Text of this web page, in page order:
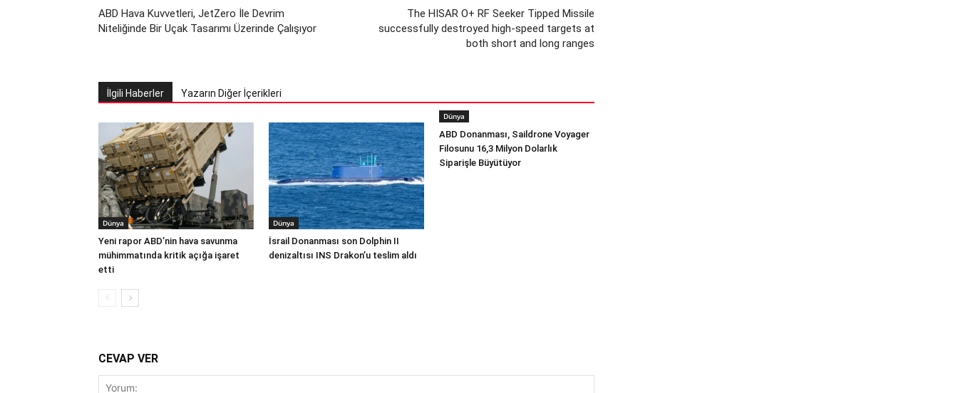
ABD Hava Kuvvetleri, JetZero İle Devrim
Niteliğinde Bir Uçak Tasarımı Üzerinde Çalışıyor
The HISAR O+ RF Seeker Tipped Missile
successfully destroyed high-speed targets at
both short and long ranges
İlgili Haberler Yazarın Diğer İçerikleri
Dünya
Yeni rapor ABD’nin hava savunma
mühimmatında kritik açığa işaret
etti
Dünya
İsrail Donanması son Dolphin II
denizaltısı INS Drakon’u teslim aldı
Dünya
ABD Donanması, Saildrone Voyager
Filosunu 16,3 Milyon Dolarlık
Siparişle Büyütüyor
CEVAP VER